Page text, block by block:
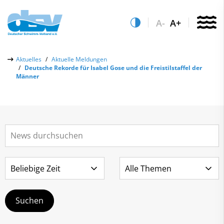
A- A+
Aktuelles
Aktuelle Meldungen
Deutsche Rekorde für Isabel Gose und die Freistilstaffel der
Männer
Über uns
Aktuelles
Leistungs- & Wettkampfsport
Schwimmen lernen
Sportentwicklung
Service
Vereinsfinder
Lizenzwesen
Zentrale Hinweisstelle
Anti-Doping
Recht auf sicheren Schwimmsport
Abteilungen